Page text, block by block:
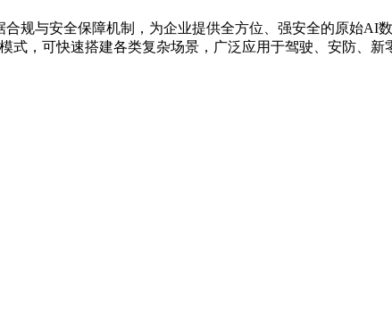
规与安全保障机制，为企业提供全方位、强安全的原始AI
式，可快速搭建各类复杂场景，广泛应用于驾驶、安防、